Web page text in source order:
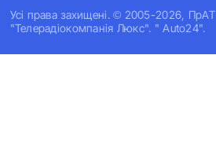
Усi права захищенi. © 2005-2026, ПрАТ
"Телерадіокомпанія Люкс". " Auto24".